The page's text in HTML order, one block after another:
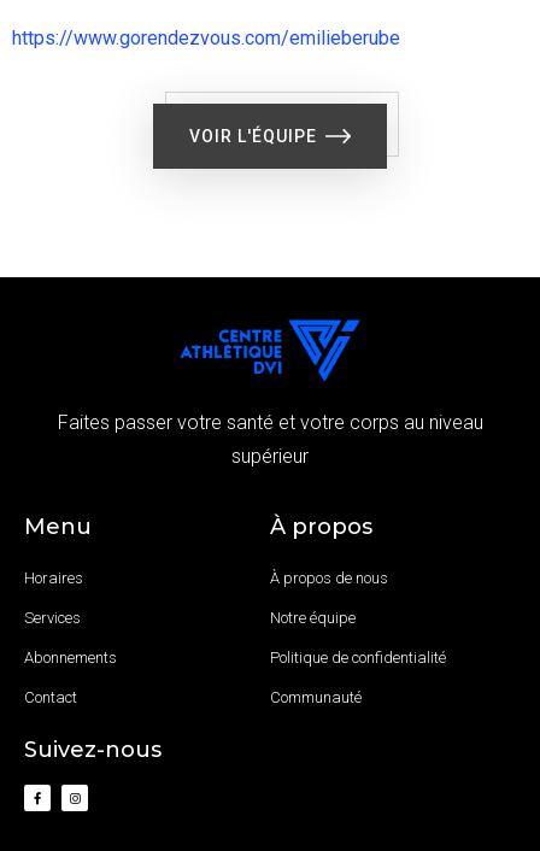
https://www.gorendezvous.com/emilieberube
VOIR L'ÉQUIPE
Faites passer votre santé et votre corps au niveau
supérieur
Menu
Horaires
Services
Abonnements
Contact
À propos
À propos de nous
Notre équipe
Politique de confidentialité
Communauté
Suivez-nous